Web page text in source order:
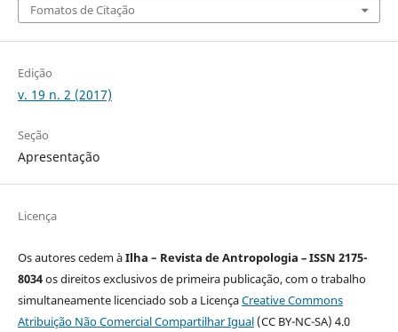
Fomatos de Citação
Edição
v. 19 n. 2 (2017)
Seção
Apresentação
Licença
Os autores cedem àIlha – Revista de Antropologia –ISSN 2175-
8034os direitos exclusivos de primeira publicação, com o trabalho
simultaneamente licenciado sob a LicençaCreative Commons
Atribuição Não Comercial Compartilhar Igual(CC BY-NC-SA) 4.0